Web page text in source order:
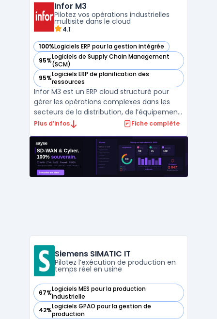
des céréales, ainsi que d'autres domaines
clés ...
Infor M3
Pilotez vos opérations industrielles
multisite dans le cloud
4.1
100%Logiciels ERP pour la gestion intégrée
— voir Infor M3 dans cette catégorie
95%Logiciels de Supply Chain Management
(SCM)
— voir Infor M3 dans cette catégorie
95%Logiciels ERP de planification des
ressources
— voir Infor M3 dans cette catégorie
Infor M3 est un ERP cloud structuré pour
gérer les opérations complexes dans les
secteurs de la distribution, de l’équipement,
de la mode, de l’agroalimentaire, de la
Cette solution traite les environnements
multi-sites, multi-entreprises et multi-
devises, to ...
Plus d’infos Fiche complète
Siemens SIMATIC IT
Pilotez l’exécution de production en
temps réel en usine
67%Logiciels MES pour la production
industrielle
— voir Siemens SIMATIC IT dans cette catégorie
42%Logiciels GPAO pour la gestion de
production
— voir Siemens SIMATIC IT dans cette catégorie